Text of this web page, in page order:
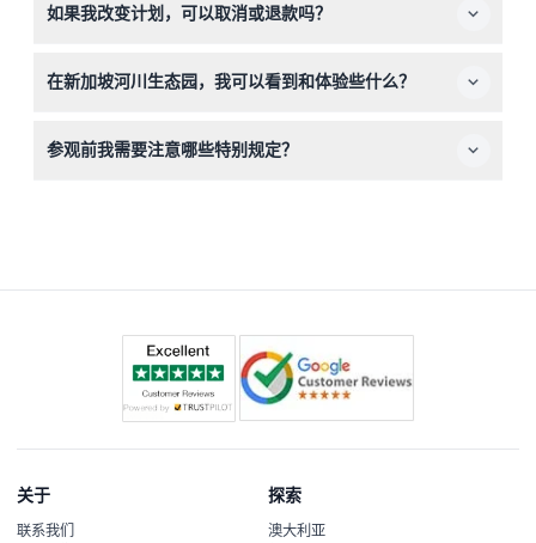
动物对气味敏感。
如果我改变计划，可以取消或退款吗？
认您的计划。
在新加坡河川生态园，我可以看到和体验些什么？
内的超过11,000只动物，还可以观看动物表演并乘坐亚马逊
参观前我需要注意哪些特别规定？
关于
联系我们
探索
澳大利亚